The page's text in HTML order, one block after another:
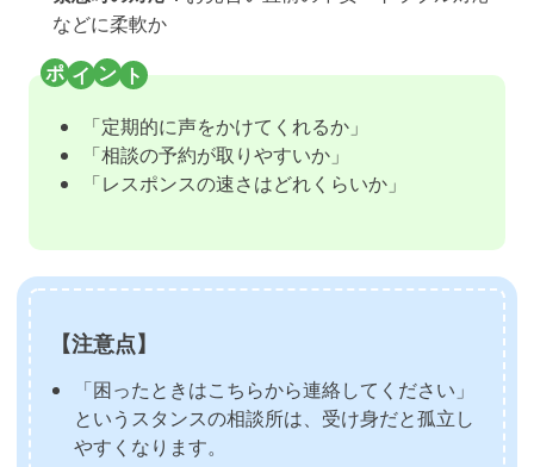
などに柔軟か
「定期的に声をかけてくれるか」
「相談の予約が取りやすいか」
「レスポンスの速さはどれくらいか」
【注意点】
「困ったときはこちらから連絡してください」
というスタンスの相談所は、受け身だと孤立し
やすくなります。